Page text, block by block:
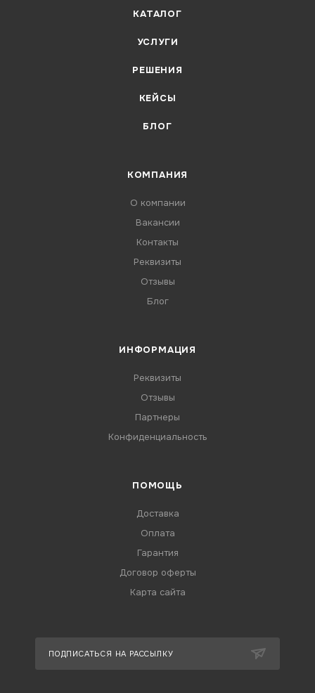
КАТАЛОГ
УСЛУГИ
РЕШЕНИЯ
КЕЙСЫ
БЛОГ
КОМПАНИЯ
О компании
Вакансии
Контакты
Реквизиты
Отзывы
Блог
ИНФОРМАЦИЯ
Реквизиты
Отзывы
Партнеры
Конфиденциальность
ПОМОЩЬ
Доставка
Оплата
Гарантия
Договор оферты
Карта сайта
ПОДПИСАТЬСЯ НА РАССЫЛКУ